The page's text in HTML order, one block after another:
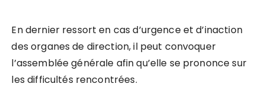
En dernier ressort en cas d’urgence et d’inaction
des organes de direction, il peut convoquer
l’assemblée générale afin qu’elle se prononce sur
les difficultés rencontrées.